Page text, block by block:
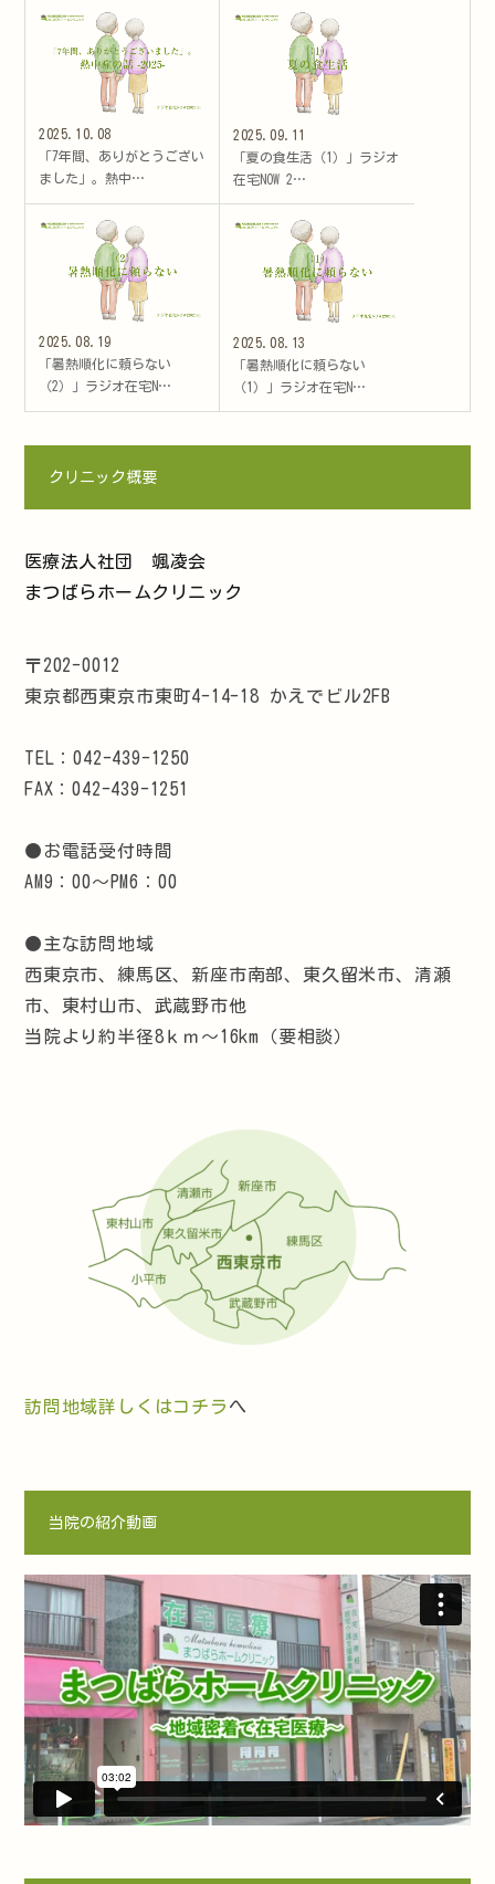
2025.10.08
「7年間、ありがとうござい
ました」。熱中…
2025.09.11
「夏の食生活（1）」ラジオ
在宅NOW 2…
2025.08.19
「暑熱順化に頼らない
（2）」ラジオ在宅N…
2025.08.13
「暑熱順化に頼らない
（1）」ラジオ在宅N…
クリニック概要
医療法人社団 颯凌会
まつばらホームクリニック
〒202-0012
東京都西東京市東町4-14-18 かえでビル2FB
TEL：042-439-1250
FAX：042-439-1251
●お電話受付時間
AM9：00～PM6：00
●主な訪問地域
西東京市、練馬区、新座市南部、東久留米市、清瀬
市、東村山市、武蔵野市他
当院より約半径8ｋｍ～16km（要相談）
訪問地域詳しくはコチラ へ
当院の紹介動画